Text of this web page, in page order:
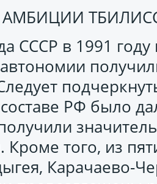
СССР в 1991
РФ было
того, из
Карачаево-